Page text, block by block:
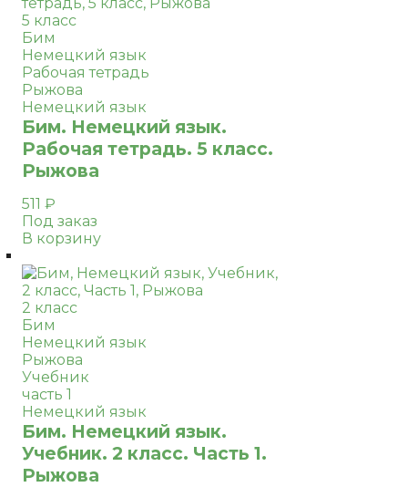
5 класс
Бим
Немецкий язык
Рабочая тетрадь
Рыжова
Немецкий язык
Бим. Немецкий язык.
Рабочая тетрадь. 5 класс.
Рыжова
511 ₽
Под заказ
В корзину
2 класс
Бим
Немецкий язык
Рыжова
Учебник
часть 1
Немецкий язык
Бим. Немецкий язык.
Учебник. 2 класс. Часть 1.
Рыжова